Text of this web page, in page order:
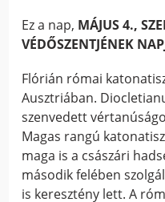
Ez a nap, MÁJUS 4.,
VÉDŐSZENTJÉNEK
Flórián római
Ausztriában.
szenvedett
Magas rangú
maga is a császári
második felében
is keresztény lett. A